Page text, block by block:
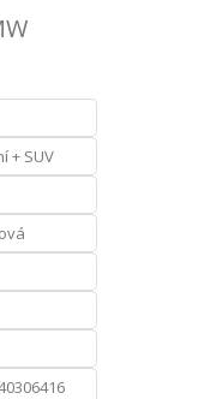
+ SUV